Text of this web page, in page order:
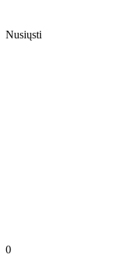
Nusiųsti
0